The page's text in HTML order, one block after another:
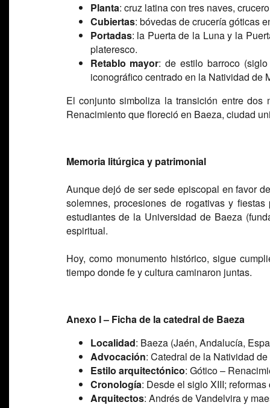
Planta: cruz latina con tres naves,
Cubiertas: bóvedas de crucería góticas
Portadas: la Puerta de la Luna y la
plateresco.
Retablo mayor: de estilo barroco
iconográfico centrado en la Natividad de
El conjunto simboliza la transición entre
Renacimiento que floreció en Baeza, ciudad
Memoria litúrgica y patrimonial
Aunque dejó de ser sede episcopal en favor
solemnes, procesiones de rogativas y
estudiantes de la Universidad de Baeza
espiritual.
Hoy, como monumento histórico, sigue
tiempo donde fe y cultura caminaron juntas.
Anexo I – Ficha de la catedral de Baeza
Localidad: Baeza (Jaén, Andalucía,
Advocación: Catedral de la Natividad
Estilo arquitectónico: Gótico –
Cronología: Desde el siglo XIII;
Arquitectos: Andrés de Vandelvira y